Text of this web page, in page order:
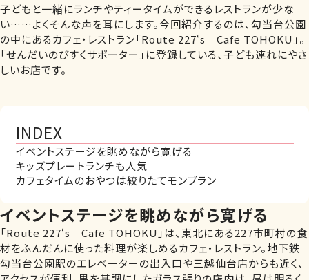
子どもと一緒にランチやティータイムができるレストランが少な
い……よくそんな声を耳にします。今回紹介するのは、勾当台公園
の中にあるカフェ・レストラン「Route 227‘s Cafe TOHOKU」。
「せんだいのびすくサポーター」に登録している、子ども連れにやさ
しいお店です。
INDEX
イベントステージを眺めながら寛げる
キッズプレートランチも人気
カフェタイムのおやつは絞りたてモンブラン
イベントステージを眺めながら寛げる
「Route 227‘s Cafe TOHOKU」は、東北にある227市町村の食
材をふんだんに使った料理が楽しめるカフェ・レストラン。地下鉄
勾当台公園駅のエレベーターの出入口や三越仙台店からも近く、